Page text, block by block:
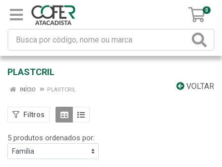
0
PLASTCRIL
VOLTAR
INÍCIO PLASTCRIL
Filtros
5 produtos ordenados por: